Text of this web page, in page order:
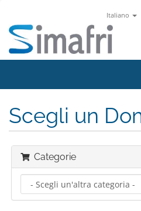
Italiano
Scegli un
Categorie